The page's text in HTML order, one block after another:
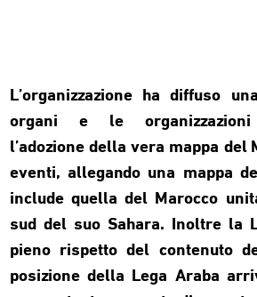
L’organizzazione ha diffuso
organi e le organizzazioni
l’adozione della vera mappa
eventi, allegando una mappa
include quella del Marocco
sud del suo Sahara. Inoltre la
pieno rispetto del contenuto
posizione della Lega Araba